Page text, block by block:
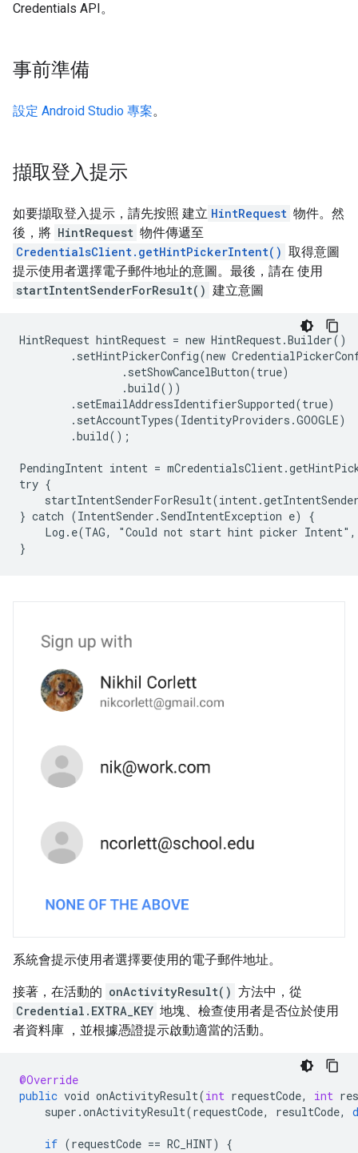
Credentials API。
事前準備
設定 Android Studio 專案。
擷取登入提示
如要擷取登入提示，請先按照 建立 HintRequest 物件。然
後，將 HintRequest 物件傳遞至
CredentialsClient.getHintPickerIntent() 取得意圖
提示使用者選擇電子郵件地址的意圖。最後，請在 使用
startIntentSenderForResult() 建立意圖
HintRequest hintRequest = new HintRequest.Builder()
.setHintPickerConfig(new
                .setShowCancelButton(true)
                .build())
        .setEmailAddressIdentifierSupported(true)
        .setAccountTypes(IdentityProviders.GOOGLE)
        .build();
PendingIntent intent =
try {
} catch (IntentSender.SendIntentException e) {
Log.e(TAG, "Could not start hint picker
系統會提示使用者選擇要使用的電子郵件地址。
接著，在活動的 onActivityResult() 方法中，從
Credential.EXTRA_KEY 地塊、檢查使用者是否位於使用
者資料庫 ，並根據憑證提示啟動適當的活動。
@Override
public void onActivityResult(int requestCode, int
super .onActivityResult(requestCode, resultCode,
if (requestCode == RC_HINT)
{